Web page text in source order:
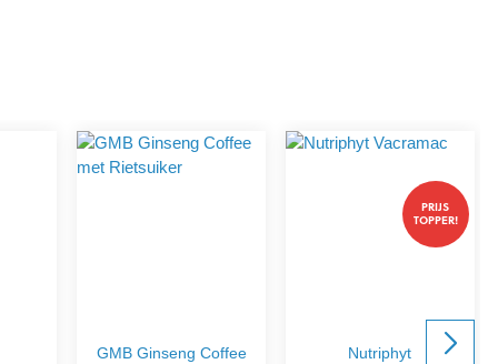
GMB Ginseng Coffee
PRIJS
TOPPER!
Nutriphyt